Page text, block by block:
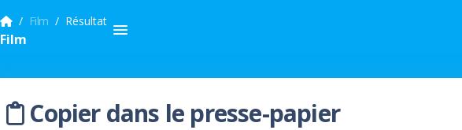
Film Résultat
Film
Copier dans le presse-papier